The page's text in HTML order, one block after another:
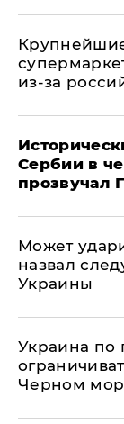
из-за
Сербии в
прозвучал
Может
назвал
Украины
Украина по
Черном